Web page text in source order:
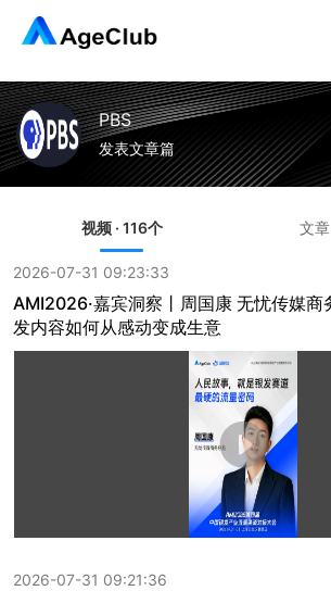
PBS
发表文章篇
视频 · 116个 文
2026-07-31 09:23:33
AMI2026·嘉宾洞察丨周国康 无忧传媒商
发内容如何从感动变成生意
2026-07-31 09:21:36